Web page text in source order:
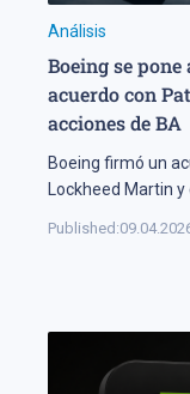
Análisis
Boeing se
acuerdo con
acciones de BA
Boeing firmó un
Lockheed Martin y
Published: